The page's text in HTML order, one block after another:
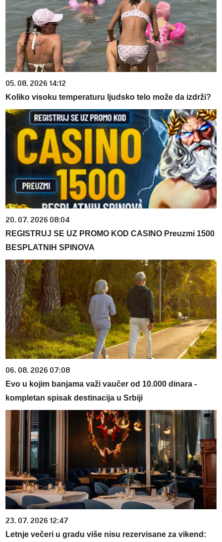
05. 08. 2026 14:12
Koliko visoku temperaturu ljudsko telo može da izdrži?
20. 07. 2026 08:04
REGISTRUJ SE UZ PROMO KOD CASINO Preuzmi 1500
BESPLATNIH SPINOVA
06. 08. 2026 07:08
Evo u kojim banjama važi vaučer od 10.000 dinara -
kompletan spisak destinacija u Srbiji
23. 07. 2026 12:47
Letnje večeri u gradu više nisu rezervisane za vikend: